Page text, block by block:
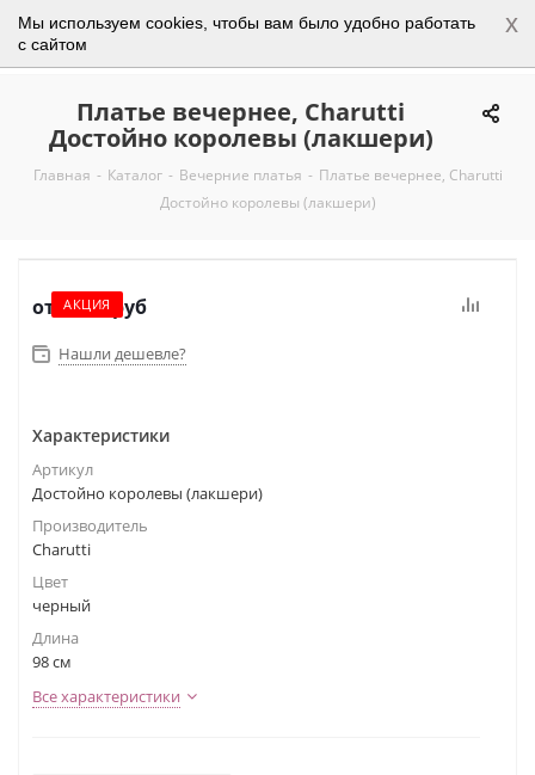
Мы используем cookies, чтобы вам было удобно работать
с сайтом
x
0
Платье вечернее, Charutti
Достойно королевы (лакшери)
Главная - Каталог - Вечерние платья - Платье вечернее, Charutti
Достойно королевы (лакшери)
АКЦИЯ
от 2 950 руб
Нашли дешевле?
Характеристики
Артикул
Достойно королевы (лакшери)
Производитель
Charutti
Цвет
черный
Длина
98 см
Все характеристики